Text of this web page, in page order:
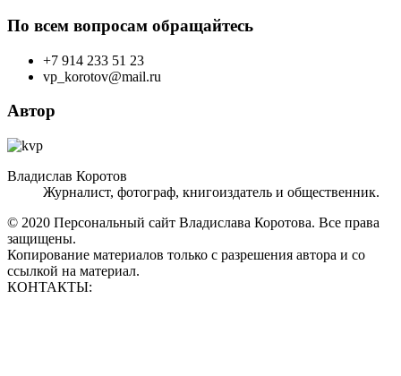
По всем вопросам обращайтесь
+7 914 233 51 23
vp_korotov@mail.ru
Автор
Владислав Коротов
Журналист, фотограф, книгоиздатель и общественник.
© 2020 Персональный сайт Владислава Коротова. Все права
защищены.
Копирование материалов только с разрешения автора и со
ссылкой на материал.
КОНТАКТЫ: